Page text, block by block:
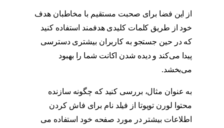
از این فضا برای صحبت مستقیم با مخاطبان هدف
خود از طریق کلمات کلیدی هدفمند استفاده کنید
که در حین جستجو به کاربران بیشتری دسترسی
پیدا می‌کند و دیده شدن اکانت شما را بهبود
می‌بخشد.
به عنوان مثال، بررسی کنید که چگونه سازنده
محتوا لورن تویوتا از فیلد نام برای فاش کردن
اطلاعات بیشتر در مورد صفحه خود استفاده می